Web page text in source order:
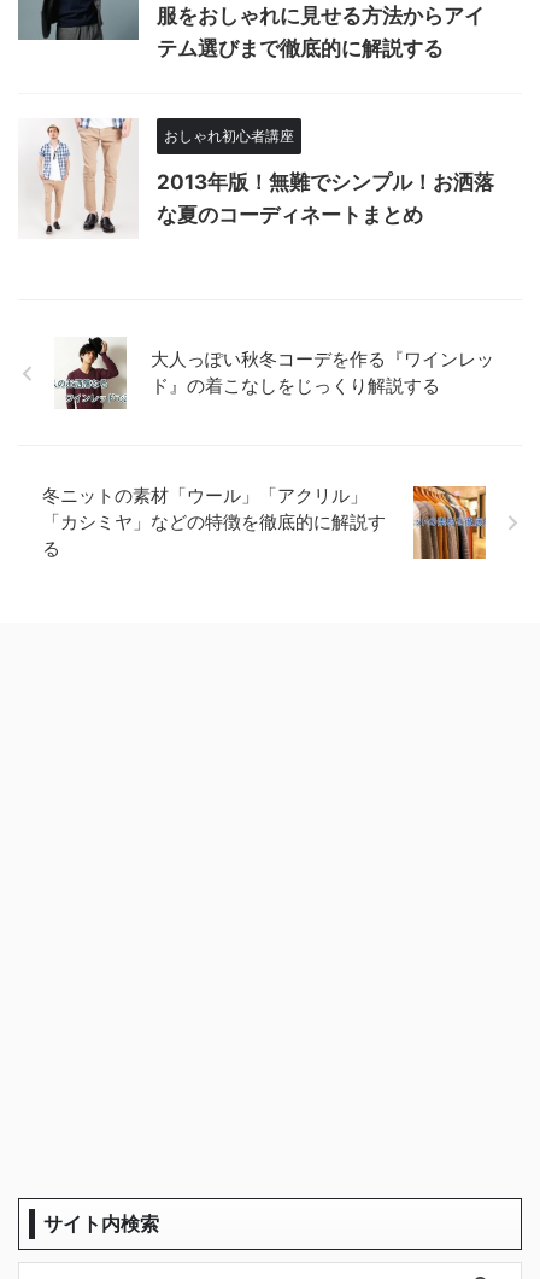
服をおしゃれに見せる方法からアイ
テム選びまで徹底的に解説する
おしゃれ初心者講座
2013年版！無難でシンプル！お洒落
な夏のコーディネートまとめ
大人っぽい秋冬コーデを作る『ワインレッ
ド』の着こなしをじっくり解説する
冬ニットの素材「ウール」「アクリル」
「カシミヤ」などの特徴を徹底的に解説す
る
サイト内検索